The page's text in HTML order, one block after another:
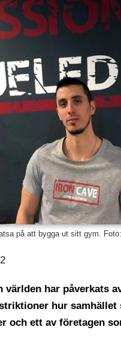
på att bygga ut sitt gym.
världen har påverkats
hur samhället
och ett av företagen